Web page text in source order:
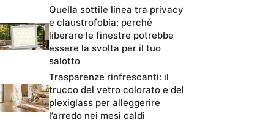
Quella sottile linea tra privacy
e claustrofobia: perché
liberare le finestre potrebbe
essere la svolta per il tuo
salotto
Trasparenze rinfrescanti: il
trucco del vetro colorato e del
plexiglass per alleggerire
l’arredo nei mesi caldi